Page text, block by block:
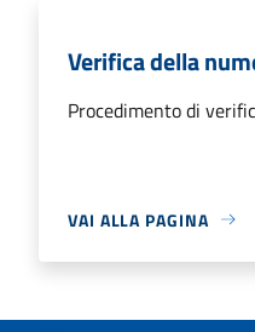
Verifica della
Procedimento di
VAI ALLA PAGINA